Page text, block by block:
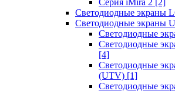
Серия iMira 2 [2]
Светодиодные экраны
Светодиодные экраны
Светодиодные
Светодиодные
[4]
Светодиодные
(UTV) [1]
Светодиодные